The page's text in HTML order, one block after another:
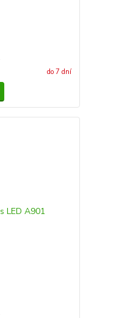
do 7 dní